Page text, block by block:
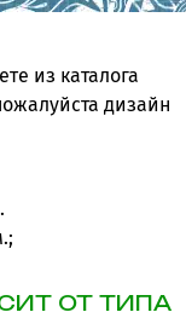
из каталога
дизайн
ОТ ТИПА